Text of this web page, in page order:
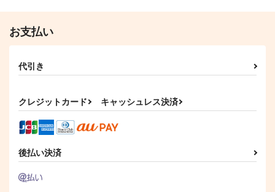
【ノベルティ有】ブラ
ロジー『首領の肖像』
John Doe
OEKAKI LOG♪【ノ
からあげレモンサワー
お支払い
代引き
クレジットカード キャッシュレス決済
後払い決済